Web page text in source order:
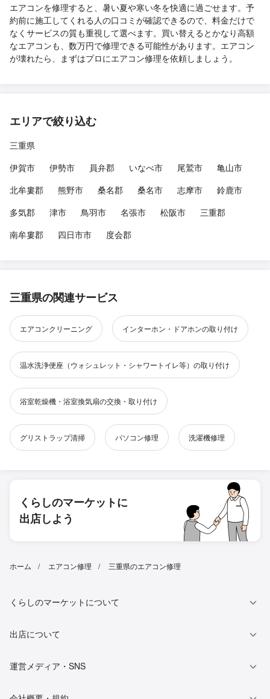
エアコンを修理すると、暑い夏や寒い冬を快適に過ごせます。予
約前に施工してくれる人の口コミが確認できるので、料金だけで
なくサービスの質も重視して選べます。買い替えるとかなり高額
なエアコンも、数万円で修理できる可能性があります。エアコン
が壊れたら、まずはプロにエアコン修理を依頼しましょう。
エリアで絞り込む
三重県
伊賀市
伊勢市 員弁郡 いなべ市 尾鷲市
亀山市
北牟婁郡
熊野市 桑名郡 桑名市 志摩市
鈴鹿市
多気郡
津市 鳥羽市 名張市 松阪市
三重郡
南牟婁郡
四日市市 度会郡
三重県の関連サービス
エアコンクリーニング インターホン・ドアホンの取り付け
温水洗浄便座（ウォシュレット・シャワートイレ等）の取り付け
浴室乾燥機・浴室換気扇の交換・取り付け
グリストラップ清掃 パソコン修理 洗濯機修理
くらしのマーケットに
出店しよう
ホーム エアコン修理 三重県のエアコン修理
くらしのマーケットについて
出店について
運営メディア・SNS